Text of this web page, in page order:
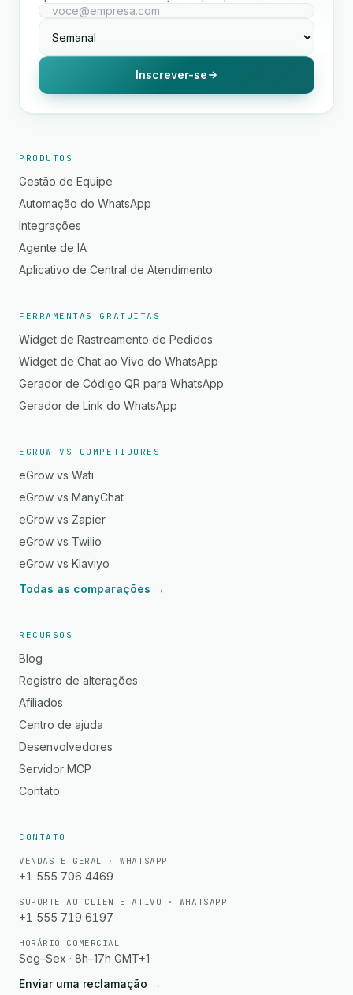
Inscrever-se
PRODUTOS
Gestão de Equipe
Automação do WhatsApp
Integrações
Agente de IA
Aplicativo de Central de Atendimento
FERRAMENTAS GRATUITAS
Widget de Rastreamento de Pedidos
Widget de Chat ao Vivo do WhatsApp
Gerador de Código QR para WhatsApp
Gerador de Link do WhatsApp
EGROW VS COMPETIDORES
eGrow vs Wati
eGrow vs ManyChat
eGrow vs Zapier
eGrow vs Twilio
eGrow vs Klaviyo
Todas as comparações →
RECURSOS
Blog
Registro de alterações
Afiliados
Centro de ajuda
Desenvolvedores
Servidor MCP
Contato
CONTATO
VENDAS E GERAL · WHATSAPP
+1 555 706 4469
SUPORTE AO CLIENTE ATIVO · WHATSAPP
+1 555 719 6197
HORÁRIO COMERCIAL
Seg–Sex · 8h–17h GMT+1
Enviar uma reclamação →